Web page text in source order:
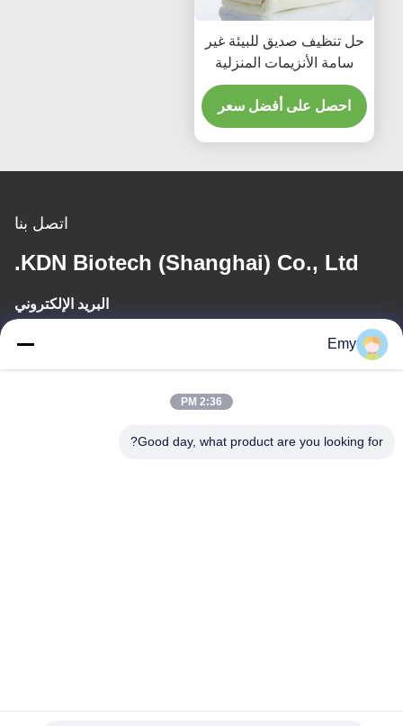
حل تنظيف صديق للبيئة غير
سامة الأنزيمات المنزلية
مواد التنظيف تحسين
احصل على أفضل سعر
اتصل بنا
KDN Biotech (Shanghai) Co., Ltd.
البريد الإلكتروني
panxy@vlandgroup.com
Emy
2:36 PM
Good day, what product are you looking for?